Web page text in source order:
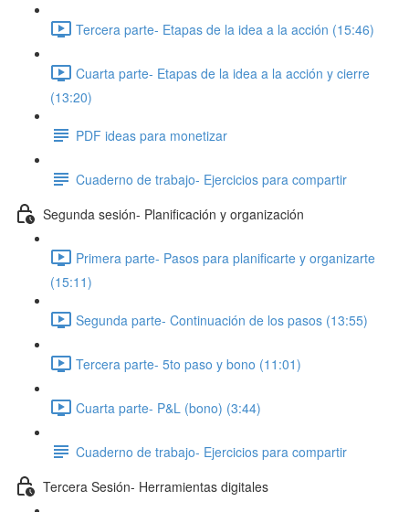
Tercera parte- Etapas de la idea a la acción (15:46)
Cuarta parte- Etapas de la idea a la acción y cierre
(13:20)
PDF ideas para monetizar
Cuaderno de trabajo- Ejercicios para compartir
Segunda sesión- Planificación y organización
Primera parte- Pasos para planificarte y organizarte
(15:11)
Segunda parte- Continuación de los pasos (13:55)
Tercera parte- 5to paso y bono (11:01)
Cuarta parte- P&L (bono) (3:44)
Cuaderno de trabajo- Ejercicios para compartir
Tercera Sesión- Herramientas digitales